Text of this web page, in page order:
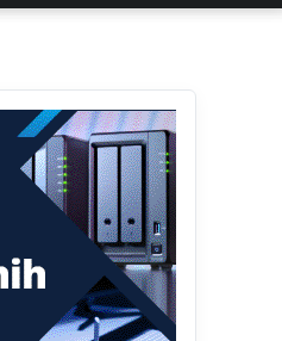
nije bilo
znala da je glup!
jezik,karakter i
stvari:cast,prijatelja i
uvredu,neznanje